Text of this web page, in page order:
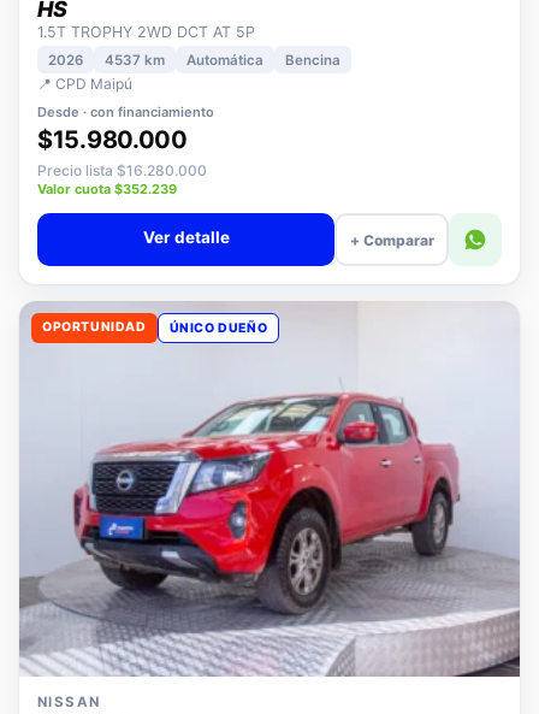
MG
HS
1.5T TROPHY 2WD DCT AT 5P
2026 4537 km
📍 CPD Maipú
Desde · con financiamiento
$15.980.000
Precio lista $16.280.000
Valor cuota $352.239
+ Comparar
OPORTUNIDAD